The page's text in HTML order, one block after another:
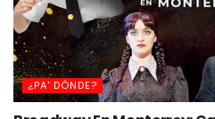
¿PA' DÓNDE?